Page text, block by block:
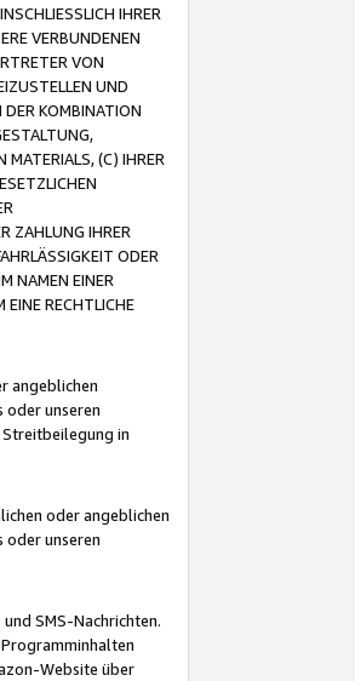
IHRER
VERBUNDENEN
VON
UND
DER KOMBINATION
MATERIALS, (C) IHRER
ZAHLUNG IHRER
ODER
NAMEN EINER
EINE RECHTLICHE
angeblichen
oder unseren
in
oder angeblichen
oder unseren
SMS-Nachrichten.
Website über